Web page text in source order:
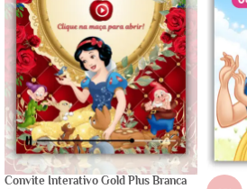
Convite Interativo Gold Plus Branca